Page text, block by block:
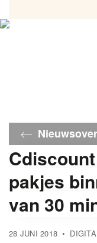
pakjes
van 30
28 JUNI 2018 •
Gondola
Gondola